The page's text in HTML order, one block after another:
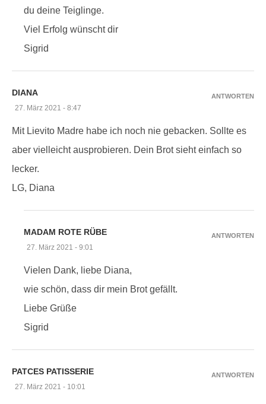
du deine Teiglinge.
Viel Erfolg wünscht dir
Sigrid
DIANA
27. März 2021 - 8:47
Mit Lievito Madre habe ich noch nie gebacken. Sollte es
aber vielleicht ausprobieren. Dein Brot sieht einfach so
lecker.
LG, Diana
ANTWORTEN
MADAM ROTE RÜBE
27. März 2021 - 9:01
Vielen Dank, liebe Diana,
wie schön, dass dir mein Brot gefällt.
Liebe Grüße
Sigrid
ANTWORTEN
PATCES PATISSERIE
27. März 2021 - 10:01
ANTWORTEN